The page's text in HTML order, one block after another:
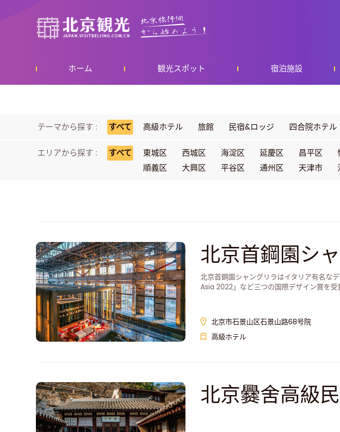
ホーム 観光スポット 宿泊施設
テーマから探す : すべて 高級ホテル 旅館 民宿&ロッジ 四合院ホテル
エリアから探す : すべて 東城区 西城区 海淀区 延慶区 昌平区
順義区
大興区 平谷区 通州区 天津市
北京首鋼園シ
北京首鋼園シャングリラはイタリア有名な
Asia 2022」など三つの国際デザイン賞を
北京市石景山区石景山路68号院
高級ホテル
北京爨舍高級